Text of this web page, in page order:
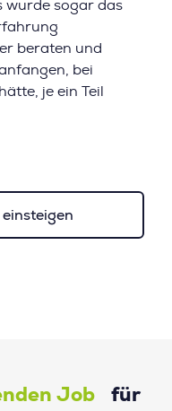
wurde sogar das
beraten und
bei
je ein Teil
Job für